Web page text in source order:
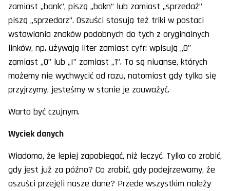
zamiast „bank”, piszą „bakn” lub zamiast „sprzedaż”
piszą „sprzedarz”. Oszuści stosują też triki w postaci
wstawiania znaków podobnych do tych z oryginalnych
linków, np. używają liter zamiast cyfr: wpisują „O”
zamiast „0” lub „I” zamiast „1”. To są niuanse, których
możemy nie wychwycić od razu, natomiast gdy tylko się
przyjrzymy, jesteśmy w stanie je zauważyć.
Warto być czujnym.
Wyciek danych
Wiadomo, że lepiej zapobiegać, niż leczyć. Tylko co zrobić,
gdy jest już za późno? Co zrobić, gdy podejrzewamy, że
oszuści przejęli nasze dane? Przede wszystkim należy